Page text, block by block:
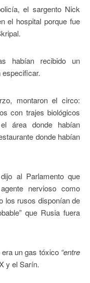
el sargento Nick
el hospital porque fue
habían recibido un
montaron el circo:
con trajes biológicos
área donde habían
donde habían
al Parlamento que
nervioso como
los rusos disponían de
que Rusia fuera
un gas tóxico “entre
y el Sarín.